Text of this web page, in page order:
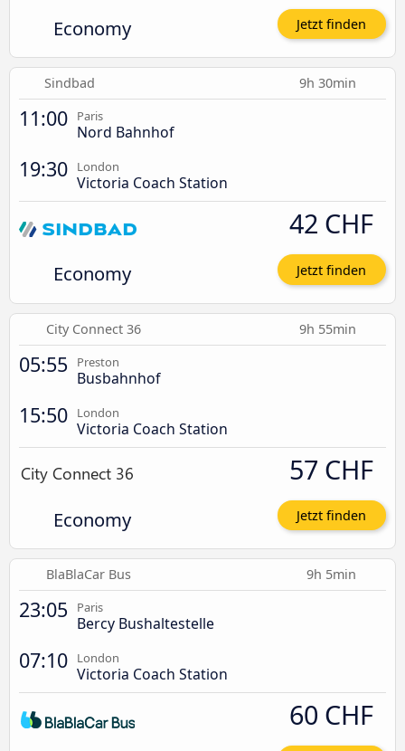
Economy Jetzt finden
Sindbad 9h 30min
11:00 Paris
Nord Bahnhof
19:30 London
Victoria Coach Station
Economy
42 CHF
Jetzt finden
City Connect 36 9h 55min
05:55 Preston
Busbahnhof
15:50 London
Victoria Coach Station
Economy
57 CHF
Jetzt finden
BlaBlaCar Bus 9h 5min
23:05 Paris
Bercy Bushaltestelle
07:10 London
Victoria Coach Station
60 CHF